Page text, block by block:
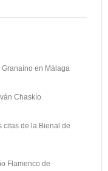
en Málaga
Chaskío
citas de la Bienal de
Flamenco de